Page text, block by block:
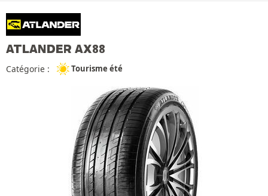
ATLANDER AX88
Catégorie : Tourisme été